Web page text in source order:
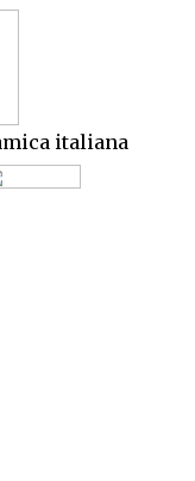
italiana